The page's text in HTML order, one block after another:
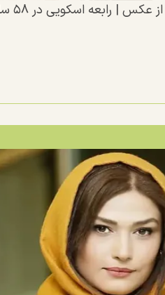
عکس | رابعه اسکویی در ۵۸ سالگی